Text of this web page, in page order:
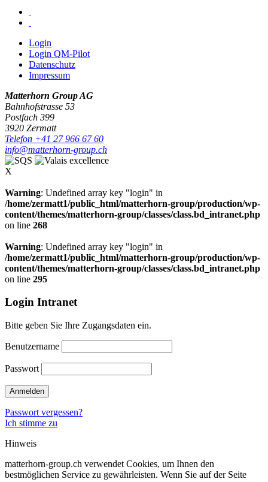
Login
Login QM-Pilot
Datenschutz
Impressum
Matterhorn Group AG
Bahnhofstrasse 53
Postfach 399
3920 Zermatt
Telefon +41 27 966 67 60
info@matterhorn-group.ch
X
Warning: Undefined array key "login" in
/home/zermatt1/public_html/matterhorn-group/production/wp-
content/themes/matterhorn-group/classes/class.bd_intranet.php
on line 268
Warning: Undefined array key "login" in
/home/zermatt1/public_html/matterhorn-group/production/wp-
content/themes/matterhorn-group/classes/class.bd_intranet.php
on line 295
Login Intranet
Bitte geben Sie Ihre Zugangsdaten ein.
Benutzername
Passwort
Passwort vergessen?
Ich stimme zu
Hinweis
matterhorn-group.ch verwendet Cookies, um Ihnen den
bestmöglichen Service zu gewährleisten. Wenn Sie auf der Seite